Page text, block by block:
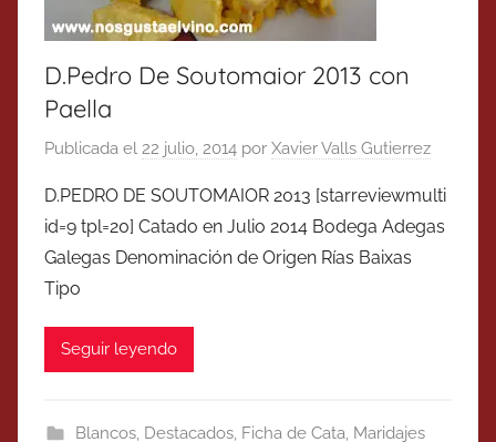
D.Pedro De Soutomaior 2013 con
Paella
Publicada el 22 julio, 2014 por Xavier Valls Gutierrez
D.PEDRO DE SOUTOMAIOR 2013 [starreviewmulti
id=9 tpl=20] Catado en Julio 2014 Bodega Adegas
Galegas Denominación de Origen Rías Baixas
Tipo
Seguir leyendo
Blancos, Destacados, Ficha de Cata, Maridajes